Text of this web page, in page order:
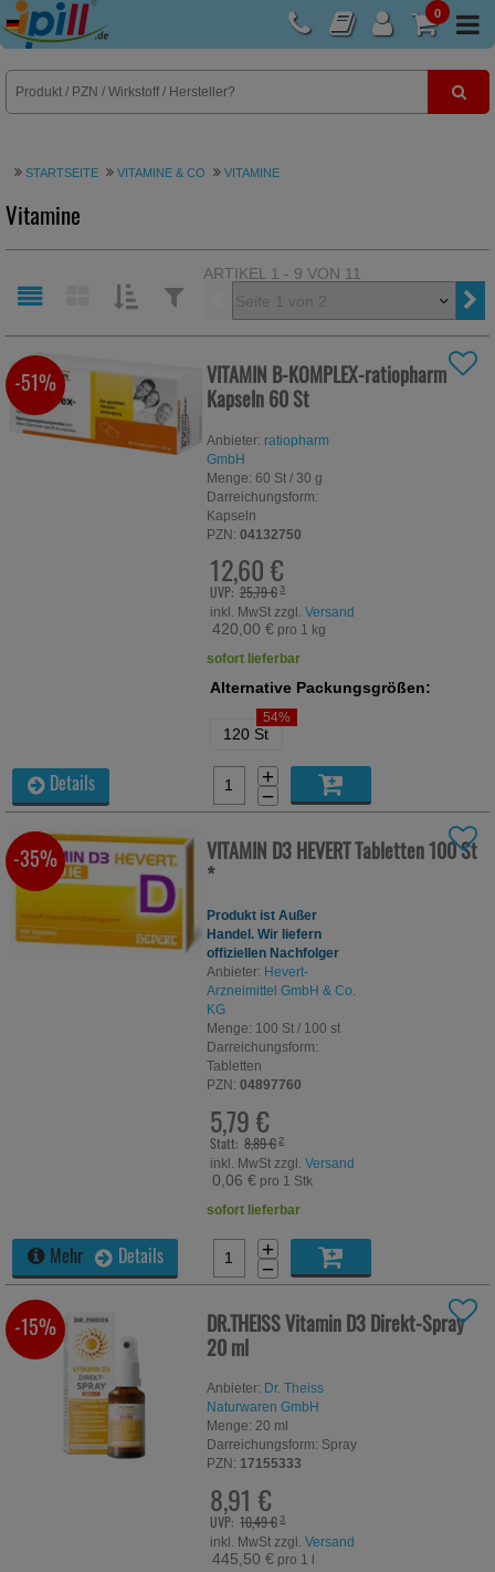
0
E-Rezept
STARTSEITE VITAMINE & CO VITAMINE
Vitamine
SORTIEREN
FILTERN
ARTIKEL 1 - 9 VON 11
Vorherige
VITAMIN B-KOMPLEX-ratiopharm
Kapseln60 St
Anbieter: ratiopharm
GmbH
Menge: 60 St/ 30 g
Darreichungsform:
Kapseln
PZN: 04132750
12,60 €
UVP: 25,79 €³
inkl. MwSt zzgl.Versand
420,00 € pro 1 kg
-51%
sofort lieferbar
Alternative Packungsgrößen:
120 St
54%
+
−
Details
VITAMIN D3 HEVERT Tabletten100 St
*
Produkt ist Außer
Handel. Wir liefern
offiziellen Nachfolger
Anbieter: Hevert-
Arzneimittel GmbH & Co.
KG
Menge: 100 St/ 100 st
Darreichungsform:
Tabletten
PZN: 04897760
5,79 €
Statt: 8,89 €²
inkl. MwSt zzgl.Versand
0,06 € pro 1 Stk
-35%
sofort lieferbar
+
−
Mehr Details
DR.THEISS Vitamin D3 Direkt-Spray
20 ml
Anbieter: Dr. Theiss
Naturwaren GmbH
Menge: 20 ml
Darreichungsform: Spray
PZN: 17155333
8,91 €
UVP: 10,49 €³
inkl. MwSt zzgl.Versand
445,50 € pro 1 l
-15%